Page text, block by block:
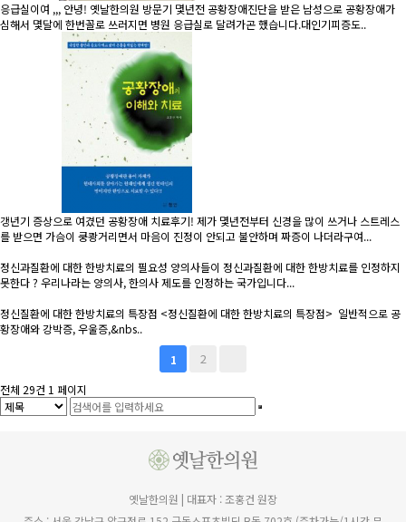
응급실이여 ,,, 안녕! 옛날한의원 방문기 몇년전 공황장애진단을 받은 남성으로 공황장애가
심해서 몇달에 한번꼴로 쓰러지면 병원 응급실로 달려가곤 했습니다.대인기피증도..
갱년기 증상으로 여겼던 공황장애 치료후기! 제가 몇년전부터 신경을 많이 쓰거나 스트레스
를 받으면 가슴이 쿵쾅거리면서 마음이 진정이 안되고 불안하며 짜증이 나더라구여...
정신과질환에 대한 한방치료의 필요성 양의사들이 정신과질환에 대한 한방치료를 인정하지
못한다 ? 우리나라는 양의사, 한의사 제도를 인정하는 국가입니다...
정신질환에 대한 한방치료의 특장점 <정신질환에 대한 한방치료의 특장점> 일반적으로 공
황장애와 강박증, 우울증,&nbs..
1
2
전체 29건 1 페이지
옛날한의원 | 대표자 : 조홍건 원장